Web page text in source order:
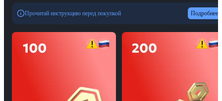
Прочитай инструкцию перед покупкой Подробнее